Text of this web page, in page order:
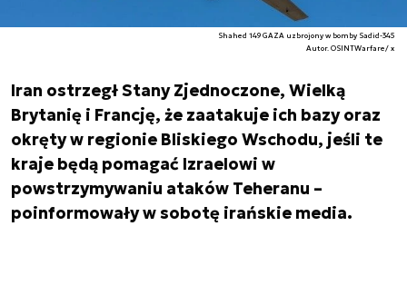
Shahed 149 GAZA uzbrojony w bomby Sadid-345
Autor. OSINTWarfare/ x
Iran ostrzegł Stany Zjednoczone, Wielką
Brytanię i Francję, że zaatakuje ich bazy oraz
okręty w regionie Bliskiego Wschodu, jeśli te
kraje będą pomagać Izraelowi w
powstrzymywaniu ataków Teheranu –
poinformowały w sobotę irańskie media.